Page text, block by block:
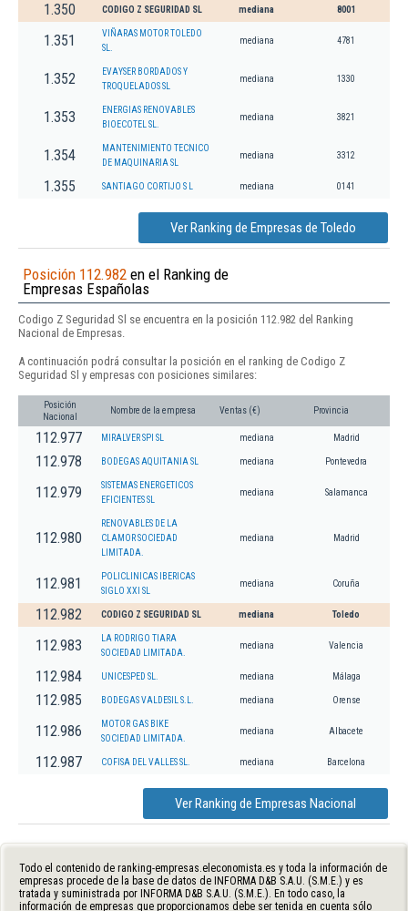
1.350 CODIGO Z SEGURIDAD SL mediana 8001
1.351
VIÑARAS MOTOR TOLEDO
SL.
mediana 4781
1.352
EVAYSER BORDADOS Y
TROQUELADOS SL
mediana 1330
1.353
ENERGIAS RENOVABLES
BIOECOTEL SL.
mediana 3821
1.354
MANTENIMIENTO TECNICO
DE MAQUINARIA SL
mediana 3312
1.355 SANTIAGO CORTIJO S L mediana 0141
Ver Ranking de Empresas de Toledo
Posición 112.982 en el Ranking de
Empresas Españolas
Codigo Z Seguridad Sl se encuentra en la posición 112.982 del Ranking
Nacional de Empresas.
A continuación podrá consultar la posición en el ranking de Codigo Z
Seguridad Sl y empresas con posiciones similares:
Posición
Nacional
Nombre de la empresa Ventas (€) Provincia
112.977 MIRALVER SPI SL mediana Madrid
112.978 BODEGAS AQUITANIA SL mediana Pontevedra
112.979
SISTEMAS ENERGETICOS
EFICIENTES SL
mediana Salamanca
112.980
RENOVABLES DE LA
CLAMOR SOCIEDAD
LIMITADA.
mediana Madrid
112.981
POLICLINICAS IBERICAS
SIGLO XXI SL
mediana Coruña
112.982 CODIGO Z SEGURIDAD SL mediana Toledo
112.983
LA RODRIGO TIARA
SOCIEDAD LIMITADA.
mediana Valencia
112.984 UNICESPED SL. mediana Málaga
112.985 BODEGAS VALDESIL S.L. mediana Orense
112.986
MOTOR GAS BIKE
SOCIEDAD LIMITADA.
mediana Albacete
112.987 COFISA DEL VALLES SL. mediana Barcelona
Ver Ranking de Empresas Nacional
Todo el contenido de ranking-empresas.eleconomista.es y toda la información de
empresas procede de la base de datos de INFORMA D&B S.A.U. (S.M.E.) y es
tratada y suministrada por INFORMA D&B S.A.U. (S.M.E.). En todo caso, la
información de empresas que proporcionamos debe ser tenida en cuenta sólo